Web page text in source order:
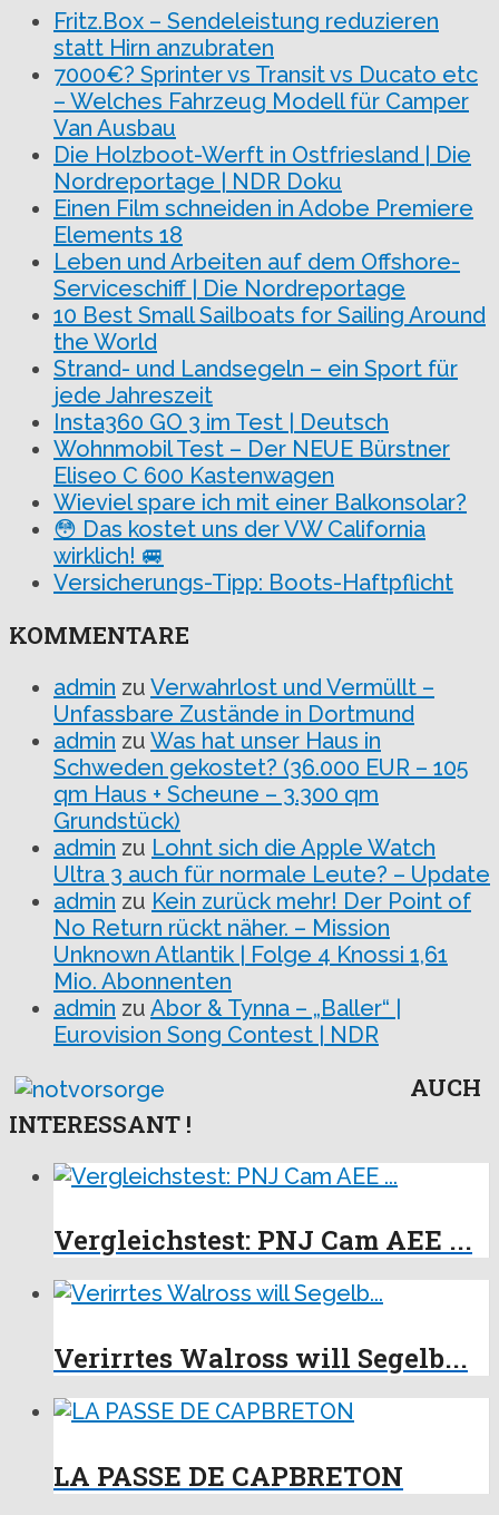
Fritz.Box – Sendeleistung reduzieren
statt Hirn anzubraten
7000€? Sprinter vs Transit vs Ducato etc
– Welches Fahrzeug Modell für Camper
Van Ausbau
Die Holzboot-Werft in Ostfriesland | Die
Nordreportage | NDR Doku
Einen Film schneiden in Adobe Premiere
Elements 18
Leben und Arbeiten auf dem Offshore-
Serviceschiff | Die Nordreportage
10 Best Small Sailboats for Sailing Around
the World
Strand- und Landsegeln – ein Sport für
jede Jahreszeit
Insta360 GO 3 im Test | Deutsch
Wohnmobil Test – Der NEUE Bürstner
Eliseo C 600 Kastenwagen
Wieviel spare ich mit einer Balkonsolar?
😳 Das kostet uns der VW California
wirklich! 🚐
Versicherungs-Tipp: Boots-Haftpflicht
KOMMENTARE
admin zu Verwahrlost und Vermüllt –
Unfassbare Zustände in Dortmund
admin zu Was hat unser Haus in
Schweden gekostet? (36.000 EUR – 105
qm Haus + Scheune – 3.300 qm
Grundstück)
admin zu Lohnt sich die Apple Watch
Ultra 3 auch für normale Leute? – Update
admin zu Kein zurück mehr! Der Point of
No Return rückt näher. – Mission
Unknown Atlantik | Folge 4 Knossi 1,61
Mio. Abonnenten
admin zu Abor & Tynna – „Baller“ |
Eurovision Song Contest | NDR
AUCH
INTERESSANT !
Vergleichstest: PNJ Cam AEE ...
Verirrtes Walross will Segelb...
LA PASSE DE CAPBRETON